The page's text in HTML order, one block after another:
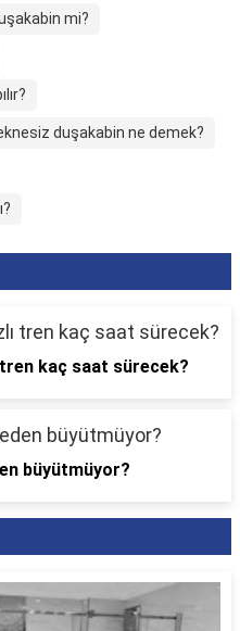
mi?
duşakabin ne demek?
tren kaç saat sürecek?
büyütmüyor?